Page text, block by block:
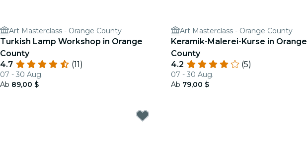
Art Masterclass - Orange County
Turkish Lamp Workshop in Orange
County
4.7
(11)
07 - 30 Aug.
Ab 89,00 $
Art Masterclass - Orange County
Keramik-Malerei-Kurse in Orange
County
4.2
(5)
07 - 30 Aug.
Ab 79,00 $